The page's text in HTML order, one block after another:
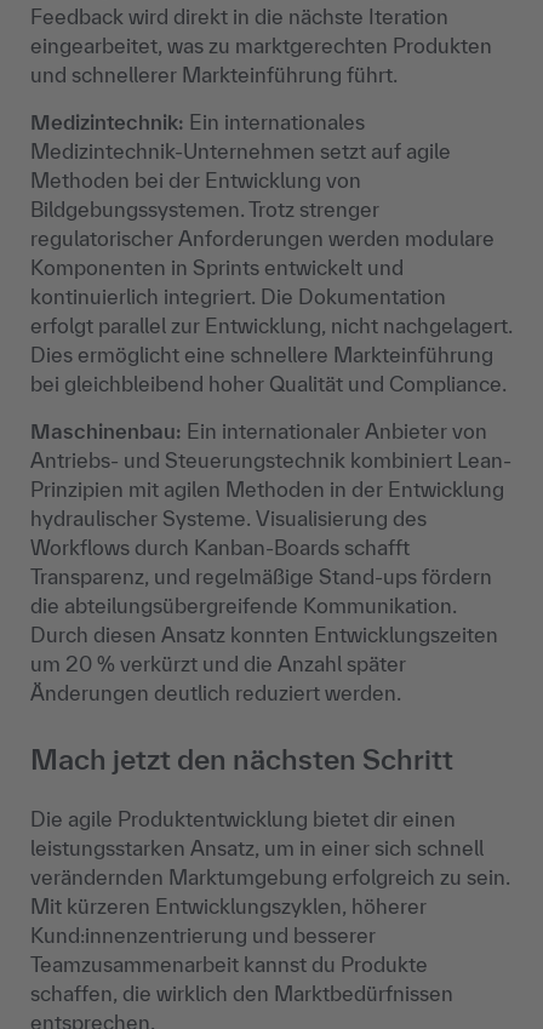
Feedback wird direkt in die nächste Iteration
eingearbeitet, was zu marktgerechten Produkten
und schnellerer Markteinführung führt.
Medizintechnik: Ein internationales
Medizintechnik-Unternehmen setzt auf agile
Methoden bei der Entwicklung von
Bildgebungssystemen. Trotz strenger
regulatorischer Anforderungen werden modulare
Komponenten in Sprints entwickelt und
kontinuierlich integriert. Die Dokumentation
erfolgt parallel zur Entwicklung, nicht nachgelagert.
Dies ermöglicht eine schnellere Markteinführung
bei gleichbleibend hoher Qualität und Compliance.
Maschinenbau: Ein internationaler Anbieter von
Antriebs- und Steuerungstechnik kombiniert Lean-
Prinzipien mit agilen Methoden in der Entwicklung
hydraulischer Systeme. Visualisierung des
Workflows durch Kanban-Boards schafft
Transparenz, und regelmäßige Stand-ups fördern
die abteilungsübergreifende Kommunikation.
Durch diesen Ansatz konnten Entwicklungszeiten
um 20 % verkürzt und die Anzahl später
Änderungen deutlich reduziert werden.
Mach jetzt den nächsten Schritt
Die agile Produktentwicklung bietet dir einen
leistungsstarken Ansatz, um in einer sich schnell
verändernden Marktumgebung erfolgreich zu sein.
Mit kürzeren Entwicklungszyklen, höherer
Kund:innenzentrierung und besserer
Teamzusammenarbeit kannst du Produkte
schaffen, die wirklich den Marktbedürfnissen
entsprechen.